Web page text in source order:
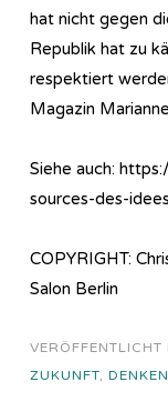
hat nicht gegen
Republik hat zu
respektiert
Magazin
Siehe auch:
sources-des-
COPYRIGHT:
Salon Berlin
VERÖFFENTLICHT
ZUKUNFT,